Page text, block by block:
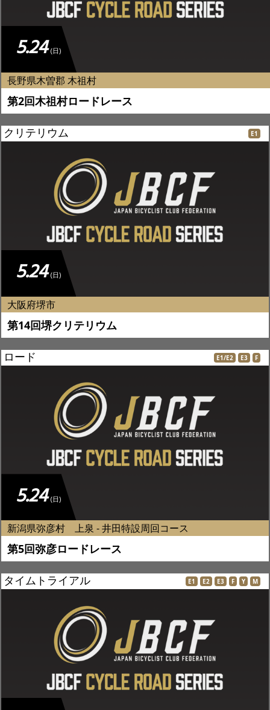
5.24 (日)
長野県木曽郡 木祖村
第2回木祖村ロードレース
クリテリウム E1
5.24 (日)
大阪府堺市
第14回堺クリテリウム
ロード E1/E2 E3 F
5.24 (日)
新潟県弥彦村 上泉 - 井田特設周回コース
第5回弥彦ロードレース
タイムトライアル E1 E2 E3 F Y M